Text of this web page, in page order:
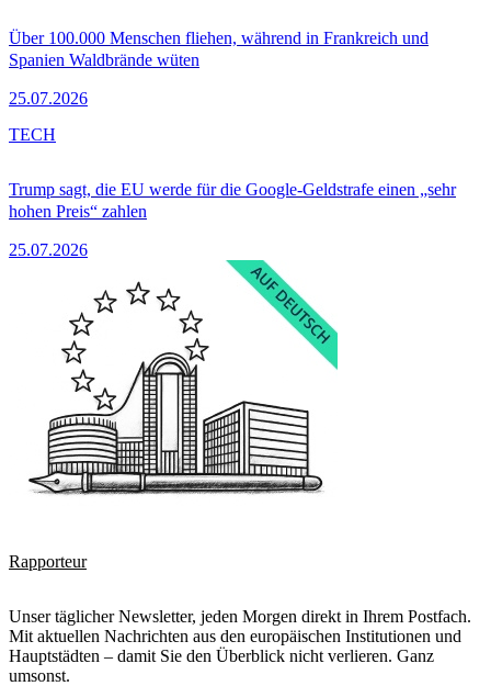
Über 100.000 Menschen fliehen, während in Frankreich und
Spanien Waldbrände wüten
25.07.2026
Trump sagt, die EU werde für die Google-Geldstrafe einen „sehr
hohen Preis“ zahlen
25.07.2026
TECH
Rapporteur
Unser täglicher Newsletter, jeden Morgen direkt in Ihrem Postfach.
Mit aktuellen Nachrichten aus den europäischen Institutionen und
Hauptstädten – damit Sie den Überblick nicht verlieren. Ganz
umsonst.